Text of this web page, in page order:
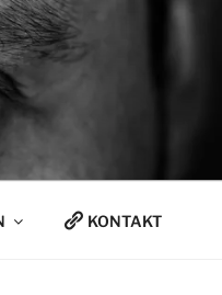
KONTAKT